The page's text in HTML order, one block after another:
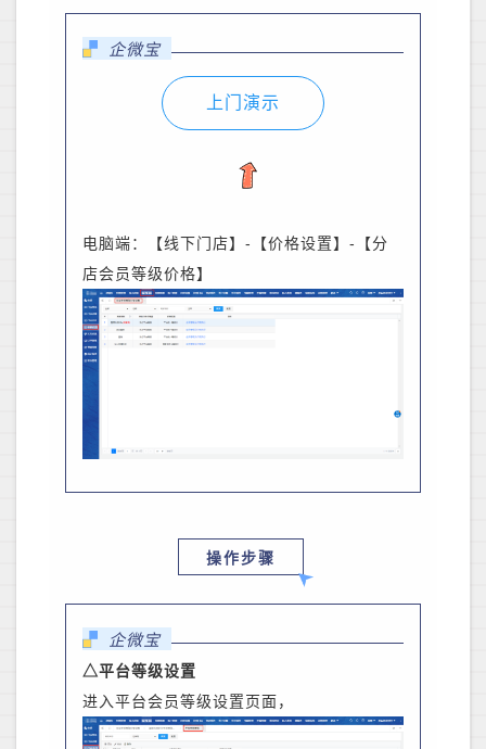
企微宝
上门演示
电脑端：【线下门店】-【价格设置】-【分
店会员等级价格】
操作步骤
企微宝
△平台等级设置
进入平台会员等级设置页面，